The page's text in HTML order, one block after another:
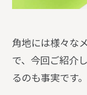
角地には様々な
で、今回ご紹介
るのも事実です。